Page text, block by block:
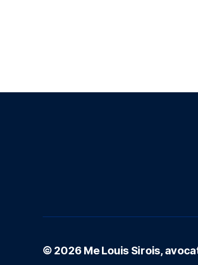
© 2026 Me Louis Sirois,